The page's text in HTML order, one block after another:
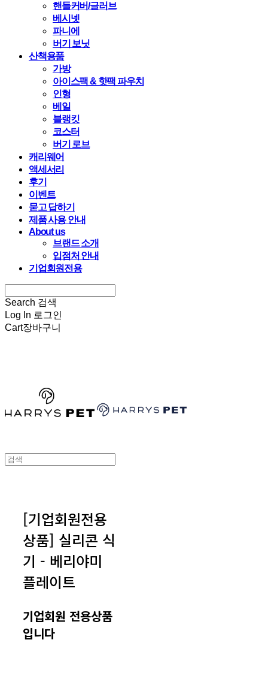
핸들커버/글러브
베시넷
파니에
버기 보닛
산책용품
가방
아이스팩 & 핫팩 파우치
인형
베일
블랭킷
코스터
버기 로브
캐리웨어
액세서리
후기
이벤트
묻고 답하기
제품 사용 안내
About us
브랜드 소개
입점처 안내
기업회원전용
Search 검색
Log In 로그인
Cart장바구니
[기업회원전용
상품] 실리콘 식
기 - 베리야미
플레이트
기업회원 전용상품
입니다